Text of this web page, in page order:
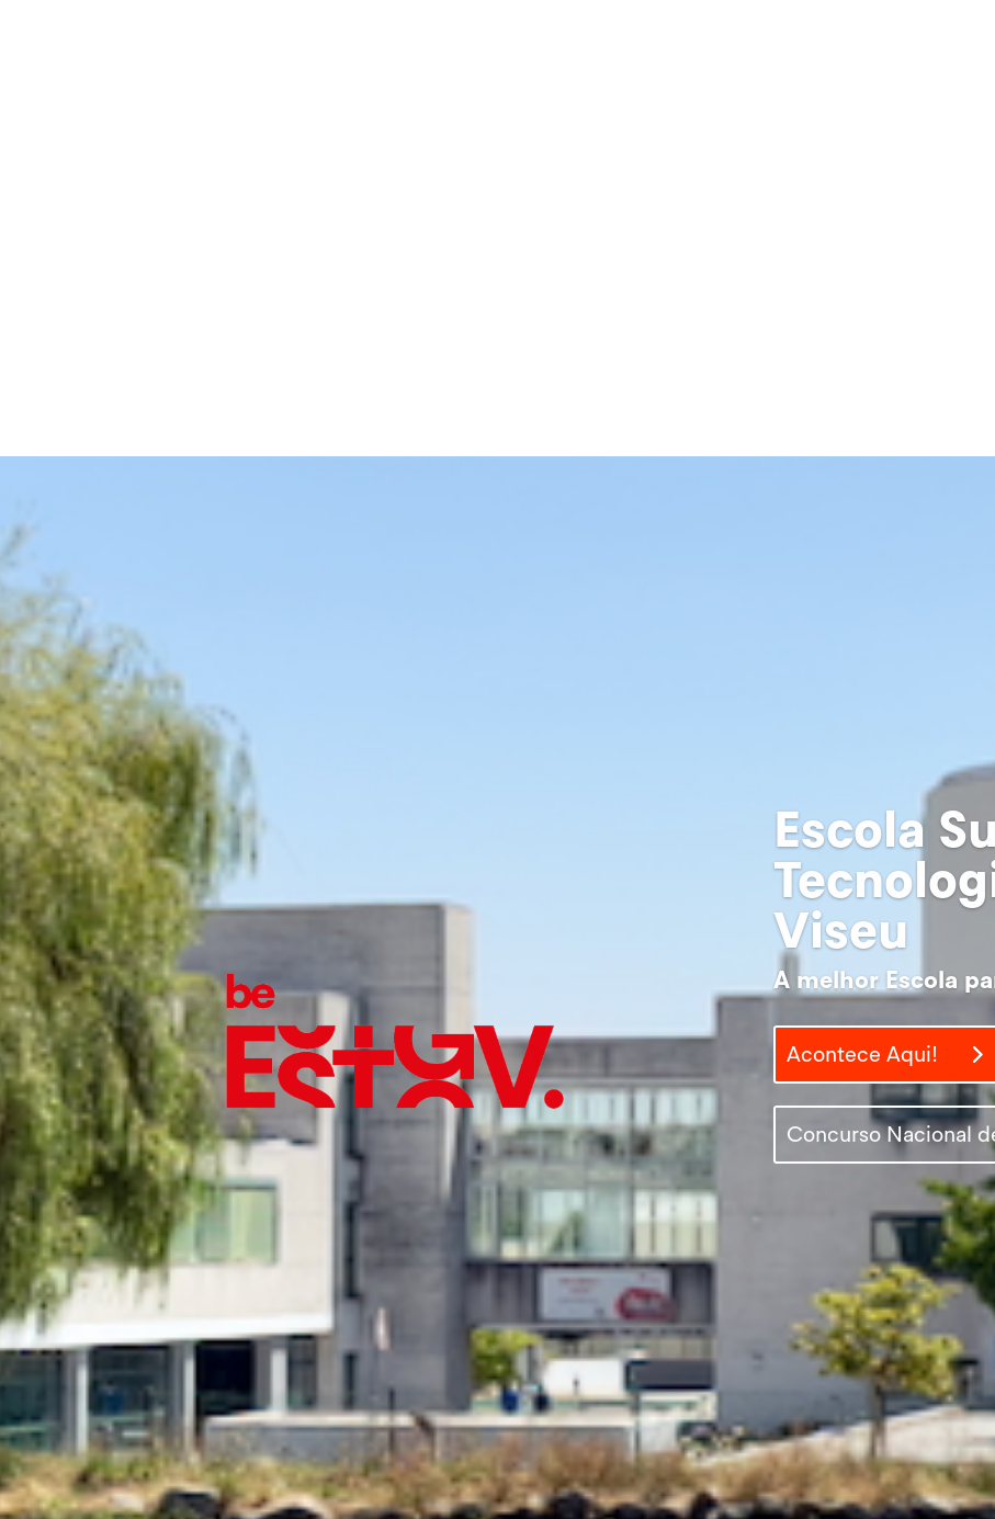
Escola
Viseu
A melhor Escola
Acontece Aqui!
Concurso Nacional
A melhor Escola
Acontece Aqui!